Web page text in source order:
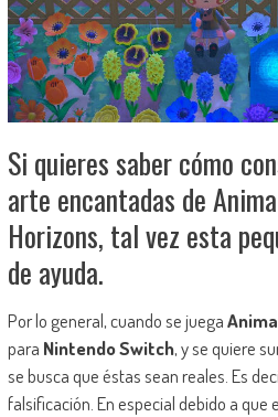
Si quieres saber cómo
arte encantadas de
Horizons, tal vez esta
de ayuda.
Por lo general, cuando se juega
para Nintendo Switch, y se quiere
se busca que éstas sean reales. Es
falsificación. En especial debido a que